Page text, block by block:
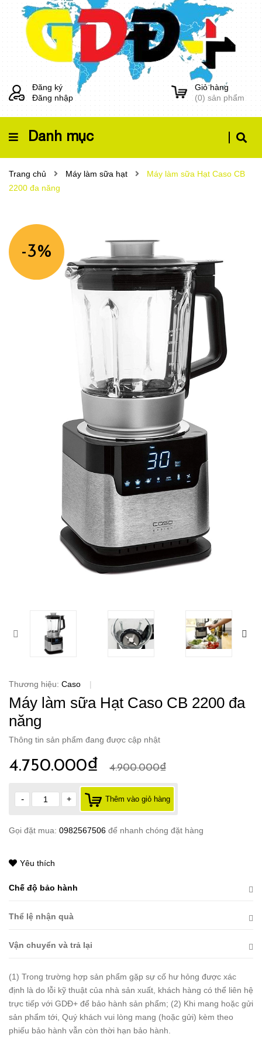
Đăng ký
Đăng nhập
Giỏ hàng
(0) sản phẩm
Danh mục
Trang chủ Máy làm sữa hạt
Máy làm sữa Hạt Caso CB
2200 đa năng
-3%
Thương hiệu: Caso |
Máy làm sữa Hạt Caso CB 2200 đa
năng
Thông tin sản phẩm đang được cập nhật
4.750.000₫ 4.900.000₫
- + Thêm vào giỏ hàng
Gọi đặt mua: 0982567506 để nhanh chóng đặt hàng
Yêu thích
Chế độ bảo hành
Thể lệ nhận quà
Vận chuyển và trả lại
(1) Trong trường hợp sản phẩm gặp sự cố hư hỏng được xác
định là do lỗi kỹ thuật của nhà sản xuất, khách hàng có thể liên hệ
trực tiếp với GDĐ+ để bảo hành sản phẩm; (2) Khi mang hoặc gửi
sản phẩm tới, Quý khách vui lòng mang (hoặc gửi) kèm theo
phiếu bảo hành vẫn còn thời hạn bảo hành.